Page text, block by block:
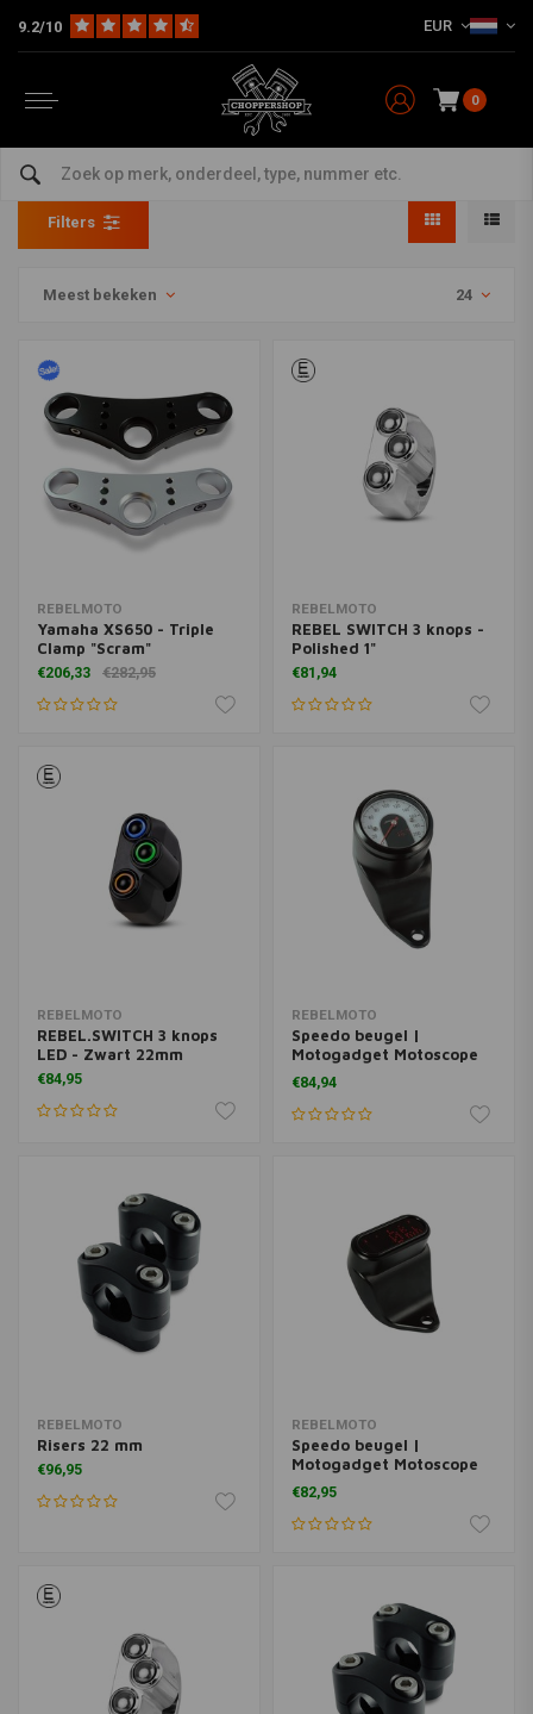
9.2/10 EUR
0
Rebelmoto
Home Merken Rebelmoto
Filters
Meest bekeken 24
REBELMOTO
Yamaha XS650 - Triple
Clamp "Scram"
€206,33 €282,95
REBELMOTO
REBEL SWITCH 3 knops -
Polished 1"
€81,94
REBELMOTO
REBEL.SWITCH 3 knops
LED - Zwart 22mm
€84,95
REBELMOTO
Speedo beugel |
Motogadget Motoscope
Tiny
€84,94
REBELMOTO
Risers 22 mm
€96,95
REBELMOTO
Speedo beugel |
Motogadget Motoscope
Mini
€82,95